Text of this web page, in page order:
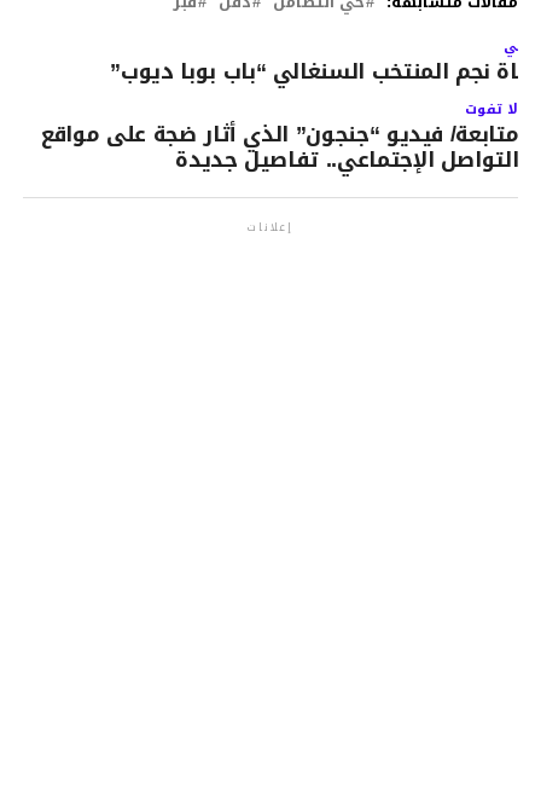
نجم المنتخب السنغالي “باب بوبا ديوب”
لا تفوت
متابعة/ فيديو “جنجون” الذي أثار ضجة على مواقع
التواصل الإجتماعي.. تفاصيل جديدة
إعلانات